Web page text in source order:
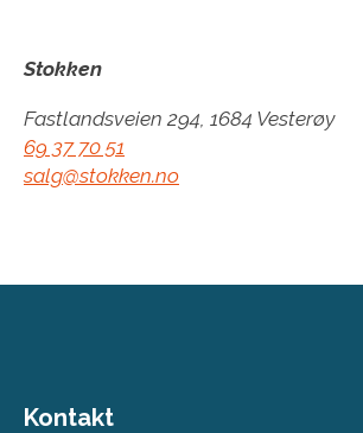
Stokken
Fastlandsveien 294, 1684 Vesterøy
69 37 70 51
salg@stokken.no
Kontakt